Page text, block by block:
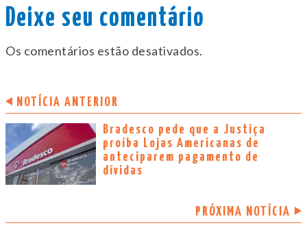
Deixe seu comentário
Os comentários estão desativados.
NOTÍCIA ANTERIOR
Bradesco pede que a Justiça
proíba Lojas Americanas de
anteciparem pagamento de
dívidas
PRÓXIMA NOTÍCIA